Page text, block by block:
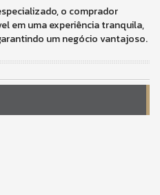
o comprador
em uma experiência tranquila,
um negócio vantajoso.